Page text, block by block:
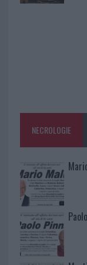
NECROLOGIE